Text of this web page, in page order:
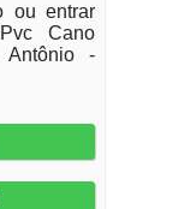
ou entrar
Cano
Antônio -